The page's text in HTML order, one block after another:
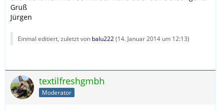
Gruß
Jürgen
Einmal editiert, zuletzt von balu222(14. Januar 2014 um 12:13)
textilfreshgmbh
Moderator